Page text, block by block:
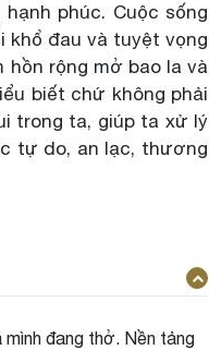
phúc. Cuộc sống
khổ đau và tuyệt vọng
rộng mở bao la và
biết chứ không phải
trong ta, giúp ta xử lý
tự do, an lạc, thương
đang thở. Nền tảng